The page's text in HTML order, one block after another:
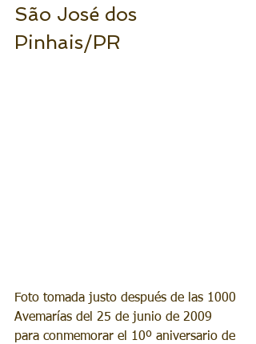
São José dos
Pinhais/PR
Foto tomada justo después de las 1000
Avemarías del 25 de junio de 2009
para conmemorar el 10º aniversario de